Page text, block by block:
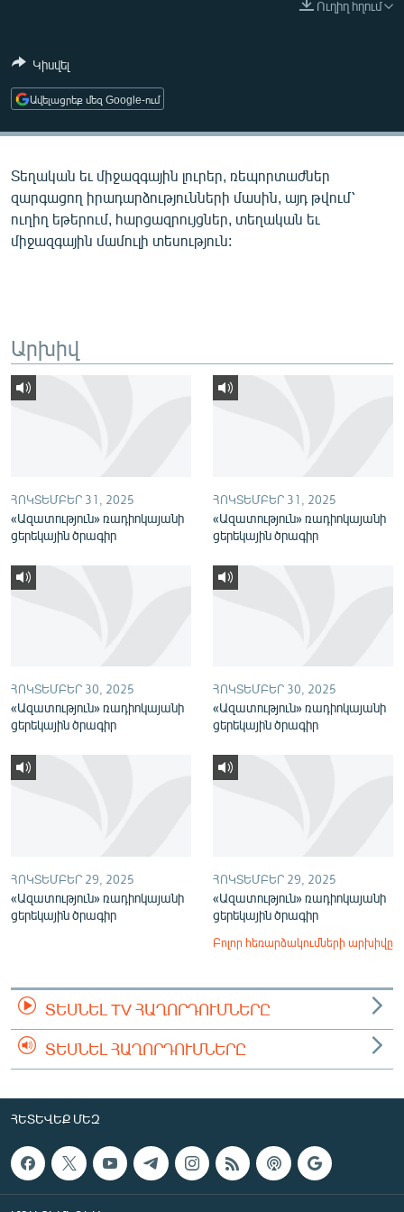
ՄԵԿՆԱԲԱՆՈՒԹՅՈՒՆ
ԿՈՐՈՆԱՎԻՐՈՒՍ
ԱՐԽԻՎ
ՏԵՍԱՆՅՈՒԹԵՐ
ՓՈԴՔԱՍԹ
Հայերեն
ՀԵՏԵՎԵՔ ՄԵԶ
Ուղիղ հղում
Կիսվել
Ավելացրեք մեզ Google-ում
Տեղական եւ միջազգային լուրեր, ռեպորտաժներ
զարգացող իրադարձությունների մասին, այդ թվում՝
ուղիղ եթերում, հարցազրույցներ, տեղական եւ
միջազգային մամուլի տեսություն:
Արխիվ
ՀՈԿՏԵՄԲԵՐ 31, 2025
«Ազատություն» ռադիոկայանի
ցերեկային ծրագիր
ՀՈԿՏԵՄԲԵՐ 31, 2025
«Ազատություն» ռադիոկայանի
ցերեկային ծրագիր
ՀՈԿՏԵՄԲԵՐ 30, 2025
«Ազատություն» ռադիոկայանի
ցերեկային ծրագիր
ՀՈԿՏԵՄԲԵՐ 30, 2025
«Ազատություն» ռադիոկայանի
ցերեկային ծրագիր
ՀՈԿՏԵՄԲԵՐ 29, 2025
«Ազատություն» ռադիոկայանի
ցերեկային ծրագիր
ՀՈԿՏԵՄԲԵՐ 29, 2025
«Ազատություն» ռադիոկայանի
ցերեկային ծրագիր
Բոլոր հեռարձակումների արխիվը
ՏԵՍՆԵԼ TV ՀԱՂՈՐԴՈՒՄՆԵՐԸ
ՏԵՍՆԵԼ ՀԱՂՈՐԴՈՒՄՆԵՐԸ
ՀԵՏԵՎԵՔ ՄԵԶ